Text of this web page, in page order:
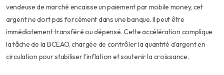
vendeuse de marché encaisse un paiement par mobile money, cet
argent ne dort pas forcément dans une banque. Il peut être
immédiatement transféré ou dépensé. Cette accélération complique
la tâche de la BCEAO, chargée de contrôler la quantité d’argent en
circulation pour stabiliser l’inflation et soutenir la croissance.